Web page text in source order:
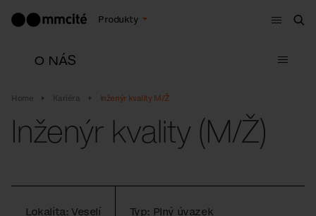
Produkty
Menu
O NÁS
Home Kariéra Inženýr kvality M/Ž
Inženýr kvality (M/Ž)
Lokalita: Veselí Typ: Plný úvazek